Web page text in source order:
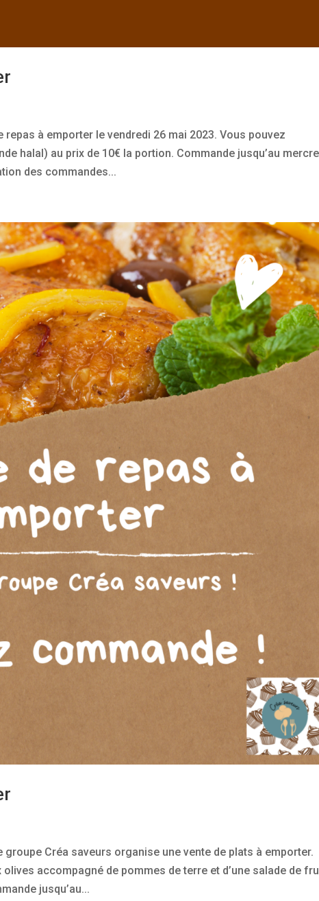
à emporter le vendredi 26 mai 2023. Vous pouvez
halal) au prix de 10€ la portion. Commande jusqu’au
des commandes...
groupe Créa saveurs organise une vente de plats à emporter.
accompagné de pommes de terre et d’une salade de
jusqu’au...